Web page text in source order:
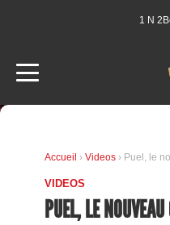
1 N 2
Accueil › Videos › Puel, le
VIDEOS
PUEL, LE